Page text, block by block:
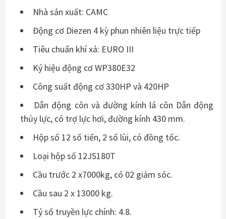
Nhà sản xuất: CAMC
Động cơ Diezen 4 kỳ phun nhiên liệu trực tiếp
Tiêu chuẩn khí xả: EURO III
Ký hiệu động cơ WP380E32
Công suất động cơ 330HP và 420HP
Dẫn động côn và đường kính lá côn Dẫn động
thủy lực, có trợ lực hơi, đường kính 430 mm.
Hộp số 12 số tiến, 2 số lùi, có đồng tốc.
Loại hộp số 12JS180T
Cầu trước 2 x7000kg, có 02 giảm sóc.
Cầu sau 2 x 13000 kg.
Tỷ số truyền lực chính: 4.8.